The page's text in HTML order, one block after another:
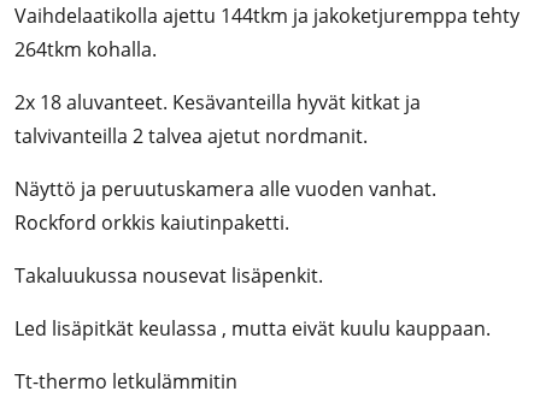
Vaihdelaatikolla ajettu 144tkm ja jakoketjuremppa tehty
264tkm kohalla.
2x 18 aluvanteet. Kesävanteilla hyvät kitkat ja
talvivanteilla 2 talvea ajetut nordmanit.
Näyttö ja peruutuskamera alle vuoden vanhat.
Rockford orkkis kaiutinpaketti.
Takaluukussa nousevat lisäpenkit.
Led lisäpitkät keulassa , mutta eivät kuulu kauppaan.
Tt-thermo letkulämmitin